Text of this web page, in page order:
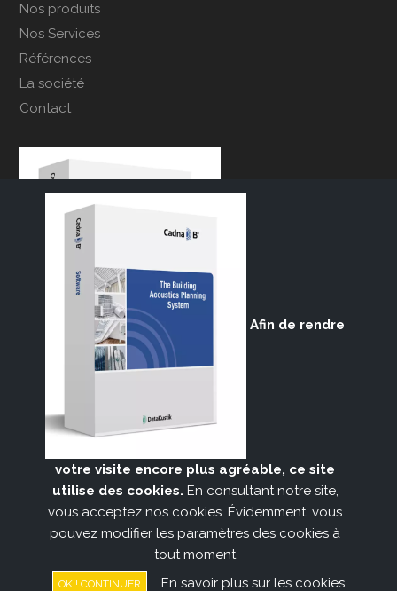
Nos produits
Nos Services
Références
La société
Contact
Rue de la Belle Jardinière, 401
B-4031 Angleur
Belgique
TVA : BE 0438 977 656
Mentions légales
Cookie Policy
Afin de rendre
votre visite encore plus agréable, ce site
utilise des cookies. En consultant notre site,
vous acceptez nos cookies. Évidemment, vous
pouvez modifier les paramètres des cookies à
tout moment
OK ! CONTINUER En savoir plus sur les cookies